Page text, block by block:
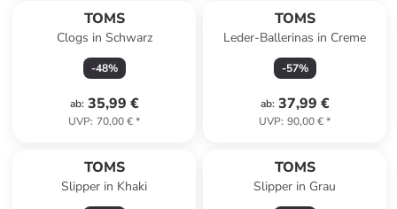
TOMS
Clogs in Schwarz
-48%
ab: 35,99 €
UVP: 70,00 €*
TOMS
Leder-Ballerinas in Creme
-57%
ab: 37,99 €
UVP: 90,00 €*
TOMS
Slipper in Khaki
TOMS
Slipper in Grau